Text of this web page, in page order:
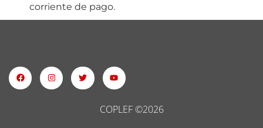
corriente de pago.
COPLEF ©2026